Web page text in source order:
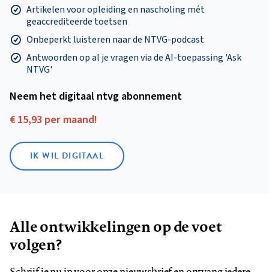
Artikelen voor opleiding en nascholing mét
geaccrediteerde toetsen
Onbeperkt luisteren naar de NTVG-podcast
Antwoorden op al je vragen via de AI-toepassing 'Ask
NTVG'
Neem het digitaal ntvg abonnement
€ 15,93 per maand!
IK WIL DIGITAAL
Alle ontwikkelingen op de voet
volgen?